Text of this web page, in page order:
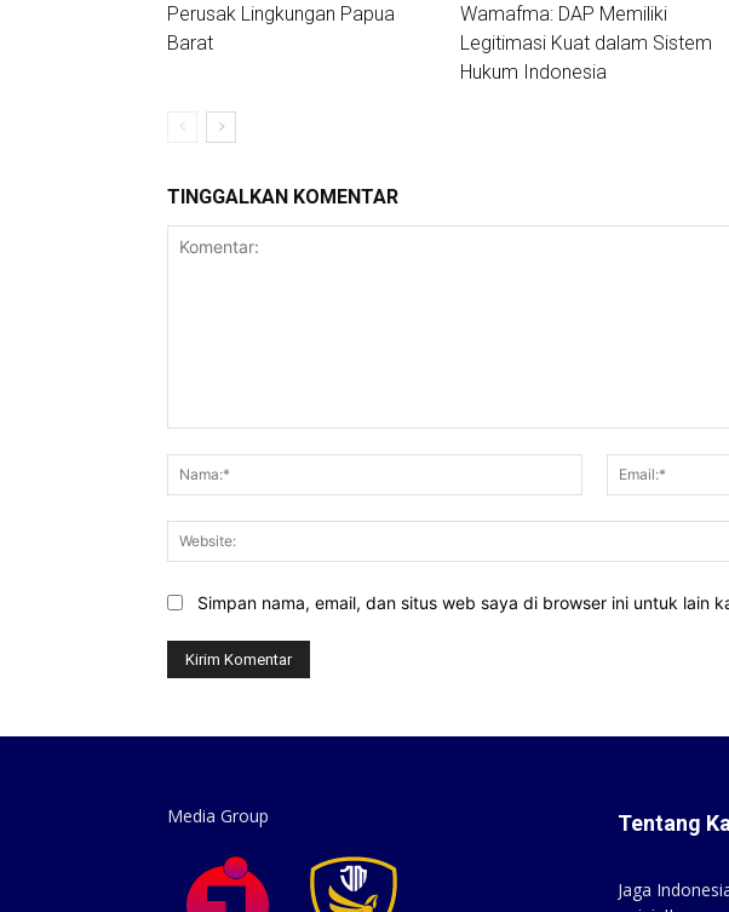
Perusak Lingkungan Papua
Barat
Wamafma: DAP Memiliki
Legitimasi Kuat dalam Sistem
Hukum Indonesia
TINGGALKAN KOMENTAR
Nama:*
Simpan nama, email, dan situs web saya di browser ini untuk lain
Media Group Tentang
Jaga